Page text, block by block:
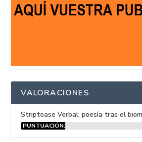
VALORACIONES
Striptease Verbal: poesía tras el
PUNTUACIÓN: